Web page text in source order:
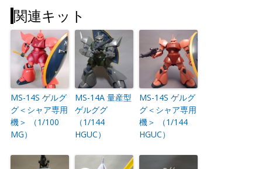
関連キット
MS-14S ゲルグ
グ＜シャア専用
機＞ （1/100
MG）
MS-14A 量産型
ゲルググ
（1/144
HGUC）
MS-14S ゲルグ
グ＜シャア専用
機＞ （1/144
HGUC）